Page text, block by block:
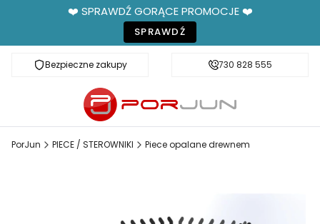
❤️ SPRAWDŹ GORĄCE PROMOCJE ❤️
SPRAWDŹ
Bezpieczne zakupy Fachowe doradztwo
730 828 555
PorJun PIECE / STEROWNIKI Piece opalane drewnem